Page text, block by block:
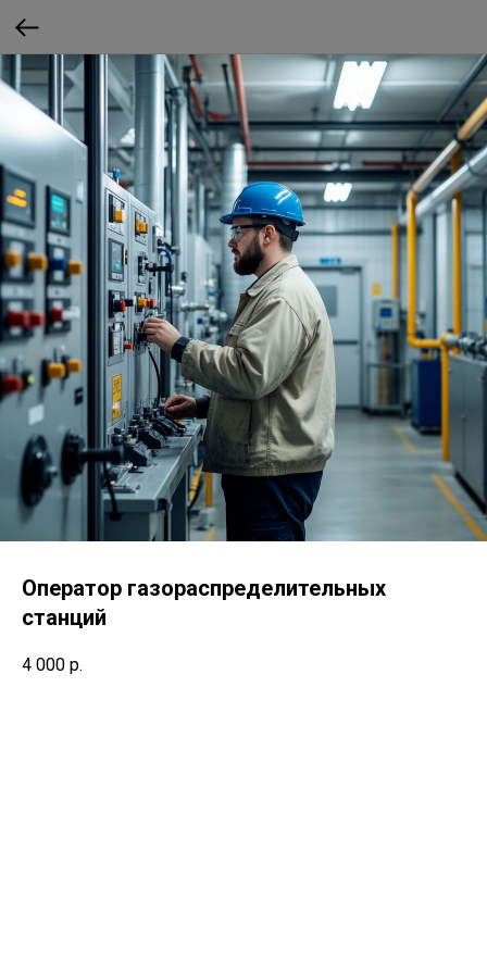
Оператор газораспределительных
станций
4 000 р.